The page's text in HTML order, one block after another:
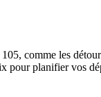
comme les
planifier vos